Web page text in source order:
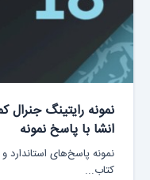
انشا با پاسخ نمونه
کتاب...